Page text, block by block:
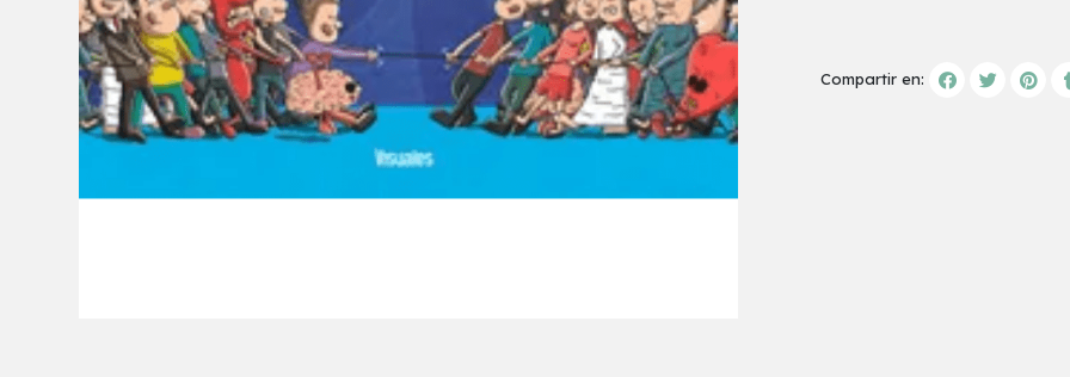
Compartir en: